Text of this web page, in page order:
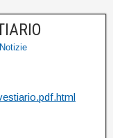
Notizie